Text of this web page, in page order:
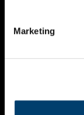
Marketing
VIDEO’S
CONTACT